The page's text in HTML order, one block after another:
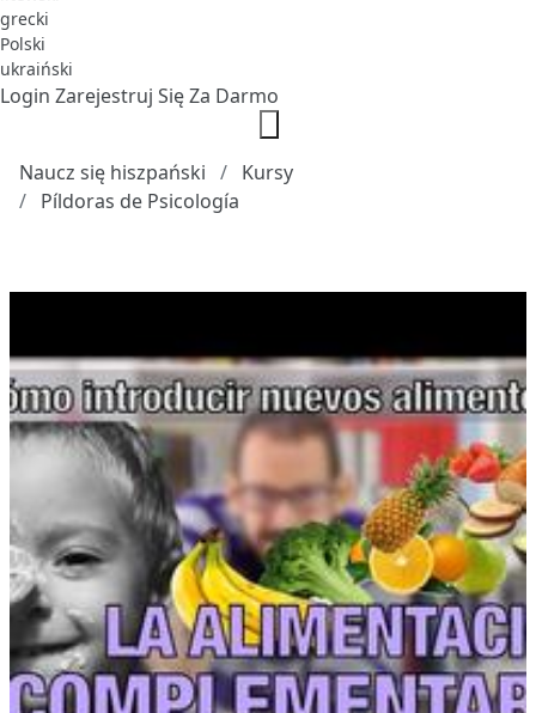
grecki
Polski
ukraiński
Login Zarejestruj Się Za Darmo
Naucz się hiszpański
Kursy
Píldoras de Psicología